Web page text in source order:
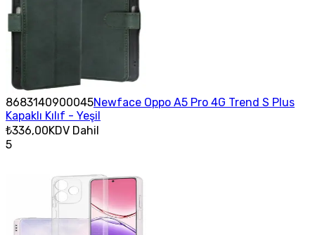
8683140900045Newface Oppo A5 Pro 4G Trend S Plus
Kapaklı Kılıf - Yeşil
₺336,00KDV Dahil
5